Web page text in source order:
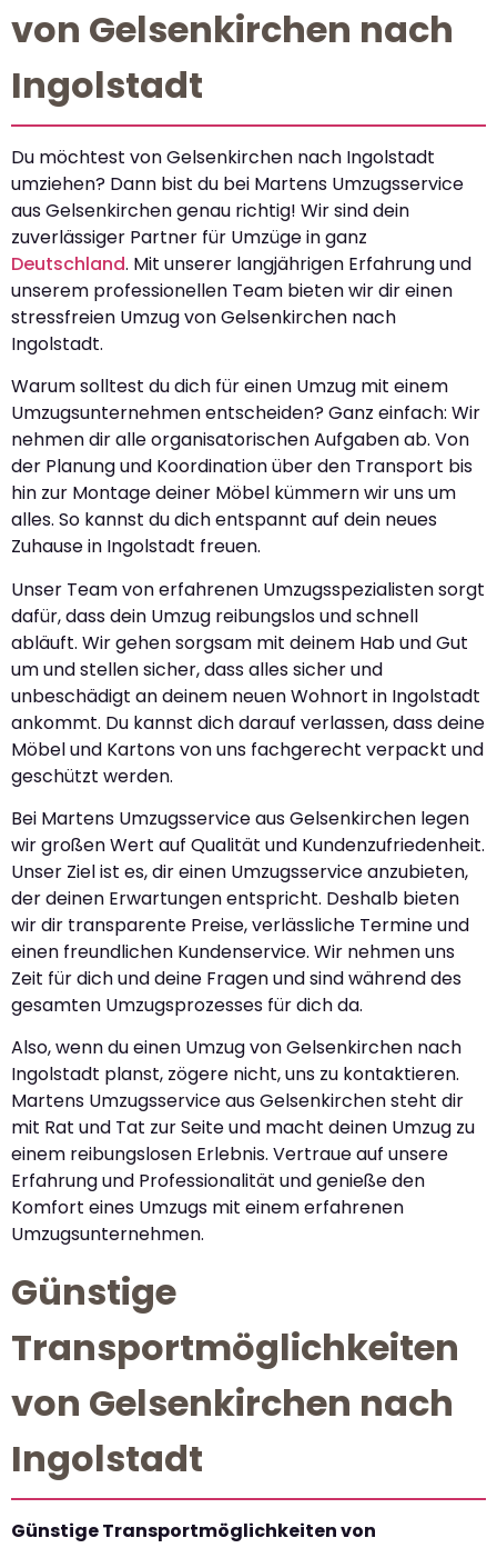
von Gelsenkirchen nach
Ingolstadt
Du möchtest von Gelsenkirchen nach Ingolstadt
umziehen? Dann bist du bei Martens Umzugsservice
aus Gelsenkirchen genau richtig! Wir sind dein
zuverlässiger Partner für Umzüge in ganz
Deutschland. Mit unserer langjährigen Erfahrung und
unserem professionellen Team bieten wir dir einen
stressfreien Umzug von Gelsenkirchen nach
Ingolstadt.
Warum solltest du dich für einen Umzug mit einem
Umzugsunternehmen entscheiden? Ganz einfach: Wir
nehmen dir alle organisatorischen Aufgaben ab. Von
der Planung und Koordination über den Transport bis
hin zur Montage deiner Möbel kümmern wir uns um
alles. So kannst du dich entspannt auf dein neues
Zuhause in Ingolstadt freuen.
Unser Team von erfahrenen Umzugsspezialisten sorgt
dafür, dass dein Umzug reibungslos und schnell
abläuft. Wir gehen sorgsam mit deinem Hab und Gut
um und stellen sicher, dass alles sicher und
unbeschädigt an deinem neuen Wohnort in Ingolstadt
ankommt. Du kannst dich darauf verlassen, dass deine
Möbel und Kartons von uns fachgerecht verpackt und
geschützt werden.
Bei Martens Umzugsservice aus Gelsenkirchen legen
wir großen Wert auf Qualität und Kundenzufriedenheit.
Unser Ziel ist es, dir einen Umzugsservice anzubieten,
der deinen Erwartungen entspricht. Deshalb bieten
wir dir transparente Preise, verlässliche Termine und
einen freundlichen Kundenservice. Wir nehmen uns
Zeit für dich und deine Fragen und sind während des
gesamten Umzugsprozesses für dich da.
Also, wenn du einen Umzug von Gelsenkirchen nach
Ingolstadt planst, zögere nicht, uns zu kontaktieren.
Martens Umzugsservice aus Gelsenkirchen steht dir
mit Rat und Tat zur Seite und macht deinen Umzug zu
einem reibungslosen Erlebnis. Vertraue auf unsere
Erfahrung und Professionalität und genieße den
Komfort eines Umzugs mit einem erfahrenen
Umzugsunternehmen.
Günstige
Transportmöglichkeiten
von Gelsenkirchen nach
Ingolstadt
Günstige Transportmöglichkeiten von